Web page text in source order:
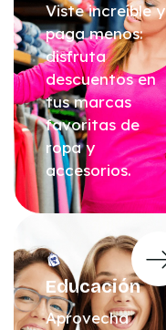
Viste increíble y
paga menos:
disfruta
descuentos en
tus marcas
favoritas de
ropa y
accesorios.
Educación
Aprovecha